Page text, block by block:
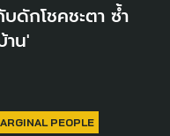
ดักโชคชะตา ซ้ำ
าน'
PEOPLE